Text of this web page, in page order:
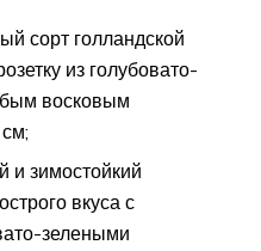
сорт голландской
из голубовато-
восковым
и зимостойкий
вкуса с
зелеными